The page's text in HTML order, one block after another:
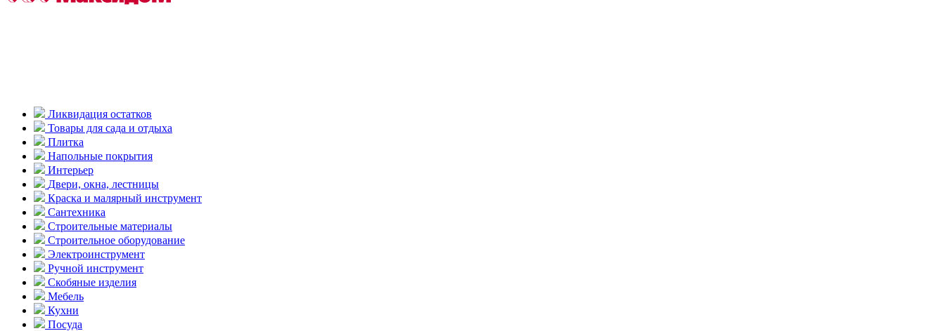
Ликвидация остатков
Товары для сада и отдыха
Плитка
Напольные покрытия
Интерьер
Двери, окна, лестницы
Краска и малярный инструмент
Сантехника
Строительные материалы
Строительное оборудование
Электроинструмент
Ручной инструмент
Скобяные изделия
Мебель
Кухни
Посуда